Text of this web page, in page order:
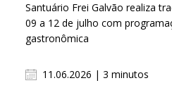
Santuário Frei Galvão realiza
09 a 12 de julho com
gastronômica
11.06.2026 | 3 minutos